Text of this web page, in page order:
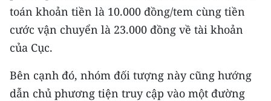
Media Kinh tế
Media Văn hóa
Media Pháp luật
toán khoản tiền là 10.000 đồng/tem cùng tiền
cước vận chuyển là 23.000 đồng về tài khoản
của Cục.
Bên cạnh đó, nhóm đối tượng này cũng hướng
dẫn chủ phương tiện truy cập vào một đường